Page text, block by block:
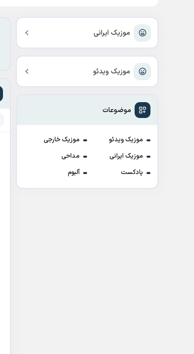
موزیک ایرانی
موزیک ویدئو
موضوعات
موزیک ویدئو
موزیک خارجی
موزیک ایرانی
مداحی
پادکست
آلبوم